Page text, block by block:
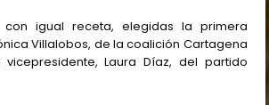
con igual receta, elegidas la primera
Villalobos, de la coalición Cartagena
Laura Díaz, del partido